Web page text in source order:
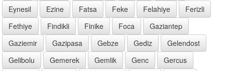
Eynesil
Ezine Fatsa Feke Felahiye
Ferizli
Fethiye
Findikli Finike Foca
Gaziantep
Gaziemir
Gazipasa Gebze Gediz
Gelendost
Gelibolu
Gemerek Gemlik Genc
Gercus